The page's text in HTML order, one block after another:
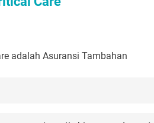
adalah Asuransi Tambahan